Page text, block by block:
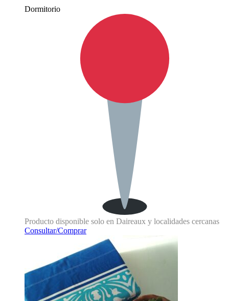
Dormitorio
Producto disponible solo en Daireaux y localidades cercanas
Consultar/Comprar